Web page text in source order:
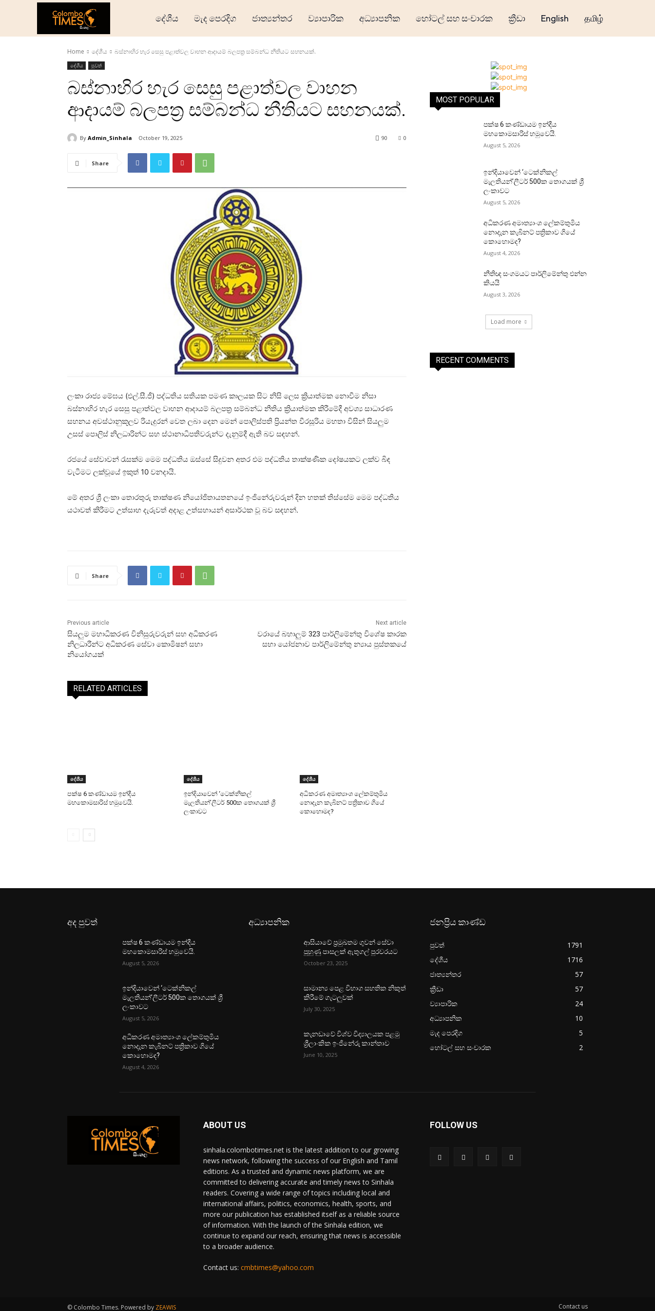
දේශීය මැද පෙරදිග ජාත්‍යන්තර ව්‍යාපාරික අධ්‍යාපනික හෝටල් සහ සංචාරක ක්‍රීඩා English தமிழ்
Home දේශීය බස්නාහිර හැර සෙසු පළාත්වල වාහන ආදායම් බලපත්‍ර සම්බන්ධ නීතියට සහනයක්.
දේශීය පුවත්
බස්නාහිර හැර සෙසු පළාත්වල වාහන
ආදායම් බලපත්‍ර සම්බන්ධ නීතියට සහනයක්.
By Admin_Sinhala October 19, 2025 0
90
Share
ලංකා රාජ්‍ය මේඝය (එල්.සී.ජී) පද්ධතිය සතියක පමණ කාලයක සිට නිසි ලෙස ක්‍රියාත්මක නොවීම නිසා
බස්නාහිර හැර සෙසු පළාත්වල වාහන ආදායම් බලපත්‍ර සම්බන්ධ නීතිය ක්‍රියාත්මක කිරීමේදී අවශ්‍ය සාධාරණ
සහනය අවස්ථානුකූලව රියැදුරන් වෙත ලබා දෙන මෙන් පොලිස්පති ප්‍රියන්ත වීරසූරිය මහතා විසින් සියලුම
උසස් පොලිස් නිලධාරින්ට සහ ස්ථානාධිපතිවරුන්ට දැනුම්දී ඇති බව සඳහන්.
රජයේ සේවාවන් රැසක්ම මෙම පද්ධතිය ඔස්සේ සිදුවන අතර එම පද්ධතිය තාක්ෂණික දෝෂයකට ලක්ව බිඳ
වැටීමට ලක්වූයේ ඉකුත් 10 වනදායි.
මේ අතර ශ්‍රී ලංකා තොරතුරු තාක්ෂණ නියෝජිතායතනයේ ඉංජිනේරුවරුන් දින හතක් තිස්සේම මෙම පද්ධතිය
යථාවත් කිරීමට උත්සාහ දැරුවත් අදාළ උත්සහායන් අසාර්ථක වූ බව සඳහන්.
Share
Previous article
සියලුම මහාධිකරණ විනිසුරුවරුන් සහ අධිකරණ
නිලධාරීන්ට අධිකරණ සේවා කොමිෂන් සභා
නියෝගයක්
Next article
වරායේ බහාලුම් 323 පාර්ලිමේන්තු විශේෂ කාරක
සභා යෝජනාව පාර්ලිමේන්තු න්‍යාය පුස්තකයේ
RELATED ARTICLES
දේශීය
පක්ෂ 6 කණ්ඩායම ඉන්දීය
මහකොමසාරිස් හමුවෙයි.
දේශීය
ඉන්දියාවෙන් ‘ටෙක්නිකල්
මැලතියන්’ලීටර් 500ක තොගයක් ශ්‍රී
ලංකාවට
දේශීය
අධිකරණ අමාත්‍යාංශ ලේකම්තුමිය
නොදැන කැබිනට් පත්‍රිකාව ගියේ
කොහොමද?
MOST POPULAR
පක්ෂ 6 කණ්ඩායම ඉන්දීය
මහකොමසාරිස් හමුවෙයි.
August 5, 2026
ඉන්දියාවෙන් ‘ටෙක්නිකල්
මැලතියන්’ලීටර් 500ක තොගයක් ශ්‍රී
ලංකාවට
August 5, 2026
අධිකරණ අමාත්‍යාංශ ලේකම්තුමිය
නොදැන කැබිනට් පත්‍රිකාව ගියේ
කොහොමද?
August 4, 2026
නීතිඥ සංගමයට පාර්ලිමේන්තු එන්න
කියයි
August 3, 2026
Load more
RECENT COMMENTS
අද පුවත්
පක්ෂ 6 කණ්ඩායම ඉන්දීය
මහකොමසාරිස් හමුවෙයි.
August 5, 2026
ඉන්දියාවෙන් ‘ටෙක්නිකල්
මැලතියන්’ලීටර් 500ක තොගයක් ශ්‍රී
ලංකාවට
August 5, 2026
අධිකරණ අමාත්‍යාංශ ලේකම්තුමිය
නොදැන කැබිනට් පත්‍රිකාව ගියේ
කොහොමද?
August 4, 2026
අධ්‍යාපනික
ආසියාවේ ප්‍රමුඛතම ගුවන් සේවා
පුහුණු පාසලක් ඇතුගල් පුරවරයට
October 23, 2025
සාමාන්‍ය පෙළ විභාග සහතික නිකුත්
කිරීමේ ගැටලුවක්
July 30, 2025
කැනඩාවේ විශ්ව විද්‍යාලයක පළමු
ශ්‍රීලාංකික ඉංජිනේරු කාන්තාව
June 10, 2025
ජනප්‍රිය කාණ්ඩ
පුවත්
1791
දේශීය
1716
ජාත්‍යන්තර
57
ක්‍රීඩා
57
ව්‍යාපාරික
24
අධ්‍යාපනික
10
මැද පෙරදිග
5
හෝටල් සහ සංචාරක
2
ABOUT US
sinhala.colombotimes.net is the latest addition to our growing
news network, following the success of our English and Tamil
editions. As a trusted and dynamic news platform, we are
committed to delivering accurate and timely news to Sinhala
readers. Covering a wide range of topics including local and
international affairs, politics, economics, health, sports, and
more our publication has established itself as a reliable source
of information. With the launch of the Sinhala edition, we
continue to expand our reach, ensuring that news is accessible
to a broader audience.
Contact us: cmbtimes@yahoo.com
FOLLOW US
© Colombo Times. Powered by ZEAWIS Contact us